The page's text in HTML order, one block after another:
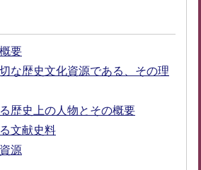
要
な歴史文化資源である、その理
歴史上の人物とその概要
文献史料
源